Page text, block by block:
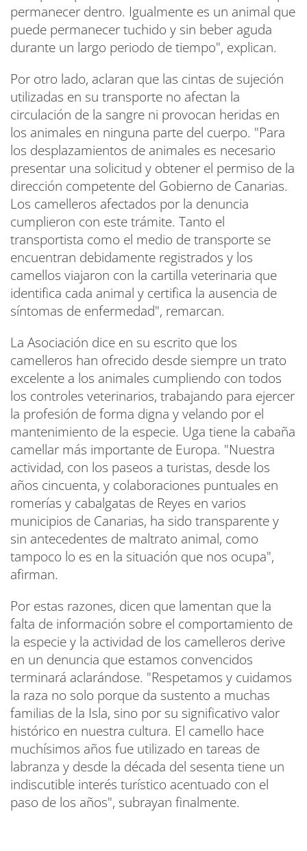
permanecer dentro. Igualmente es un animal que
puede permanecer tuchido y sin beber aguda
durante un largo periodo de tiempo", explican.
Por otro lado, aclaran que las cintas de sujeción
utilizadas en su transporte no afectan la
circulación de la sangre ni provocan heridas en
los animales en ninguna parte del cuerpo. "Para
los desplazamientos de animales es necesario
presentar una solicitud y obtener el permiso de la
dirección competente del Gobierno de Canarias.
Los camelleros afectados por la denuncia
cumplieron con este trámite. Tanto el
transportista como el medio de transporte se
encuentran debidamente registrados y los
camellos viajaron con la cartilla veterinaria que
identifica cada animal y certifica la ausencia de
síntomas de enfermedad", remarcan.
La Asociación dice en su escrito que los
camelleros han ofrecido desde siempre un trato
excelente a los animales cumpliendo con todos
los controles veterinarios, trabajando para ejercer
la profesión de forma digna y velando por el
mantenimiento de la especie. Uga tiene la cabaña
camellar más importante de Europa. "Nuestra
actividad, con los paseos a turistas, desde los
años cincuenta, y colaboraciones puntuales en
romerías y cabalgatas de Reyes en varios
municipios de Canarias, ha sido transparente y
sin antecedentes de maltrato animal, como
tampoco lo es en la situación que nos ocupa",
afirman.
Por estas razones, dicen que lamentan que la
falta de información sobre el comportamiento de
la especie y la actividad de los camelleros derive
en un denuncia que estamos convencidos
terminará aclarándose. "Respetamos y cuidamos
la raza no solo porque da sustento a muchas
familias de la Isla, sino por su significativo valor
histórico en nuestra cultura. El camello hace
muchísimos años fue utilizado en tareas de
labranza y desde la década del sesenta tiene un
indiscutible interés turístico acentuado con el
paso de los años", subrayan finalmente.